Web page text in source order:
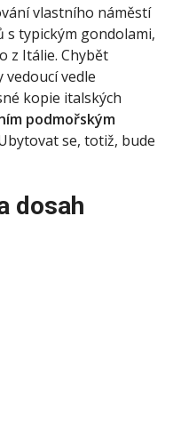
vlastního náměstí
s typickým gondolami,
z Itálie. Chybět
vedle
kopie italských
podmořským
se, totiž, bude
dosah